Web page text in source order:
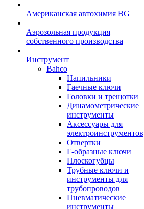
Американская автохимия BG
Аэрозольная продукция
собственного производства
Инструмент
Bahco
Напильники
Гаечные ключи
Головки и трещотки
Динамометрические
инструменты
Аксессуары для
электроинструментов
Отвертки
Г-образные ключи
Плоскогубцы
Трубные ключи и
инструменты для
трубопроводов
Пневматические
инструменты